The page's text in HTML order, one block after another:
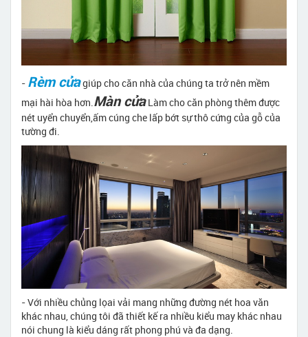
- Rèm cửagiúp cho căn nhà của chúng ta trở nên mềm
mại hài hòa hơn.Màn cửaLàm cho căn phòng thêm được
nét uyển chuyển,ấm cúng che lấp bớt sự thô cứng của gỗ của
tường đi.
- Với nhiều chủng lọai vải mang những đường nét hoa văn
khác nhau, chúng tôi đã thiết kế ra nhiều kiểu may khác nhau
nói chung là kiểu dáng rất phong phú và đa dạng.